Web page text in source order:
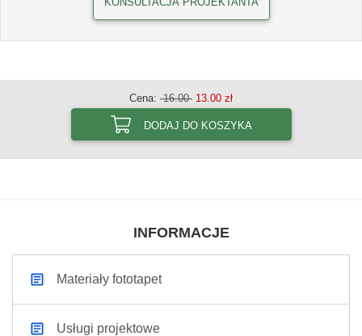
Cena: 16.00 13.00 zł
DODAJ DO KOSZYKA
INFORMACJE
Materiały fototapet
Usługi projektowe